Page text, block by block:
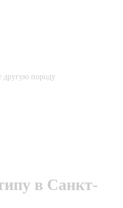
другую породу
в Санкт-